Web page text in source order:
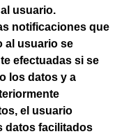
usuario.
notificaciones que
al usuario se
efectuadas si se
los datos y a
el usuario
datos facilitados